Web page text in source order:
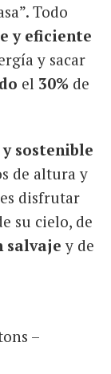
Todo
y eficiente
y sacar
el 30% de
sostenible
de altura y
disfrutar
su cielo, de
salvaje y de
–